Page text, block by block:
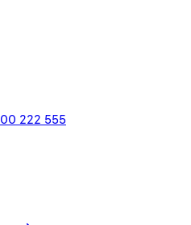
222 555